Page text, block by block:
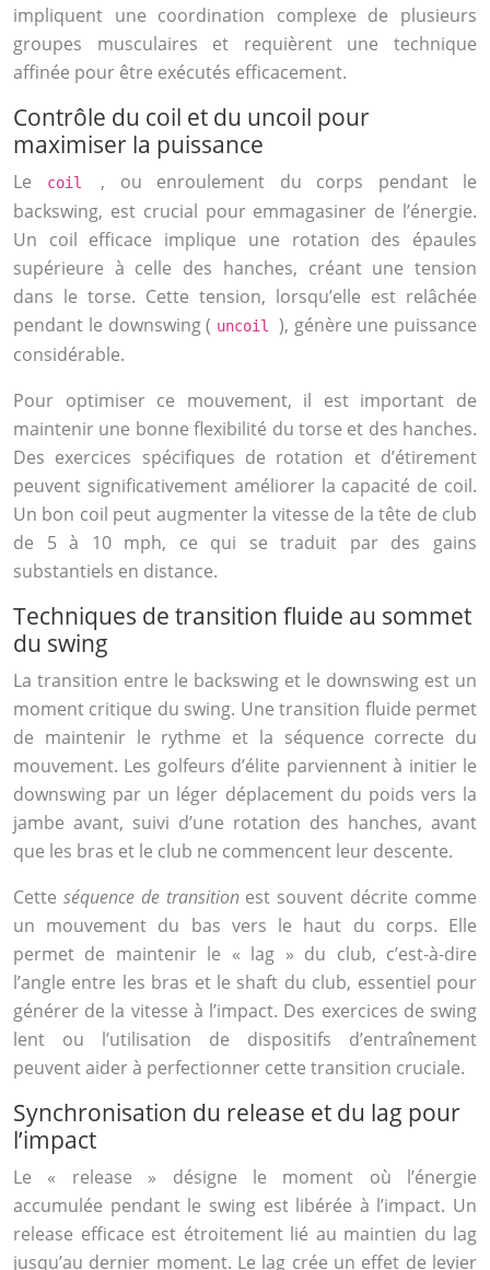
impliquent une coordination complexe de plusieurs
groupes musculaires et requièrent une technique
affinée pour être exécutés efficacement.
Contrôle du coil et du uncoil pour
maximiser la puissance
Le coil , ou enroulement du corps pendant le
backswing, est crucial pour emmagasiner de l’énergie.
Un coil efficace implique une rotation des épaules
supérieure à celle des hanches, créant une tension
dans le torse. Cette tension, lorsqu’elle est relâchée
pendant le downswing ( uncoil ), génère une puissance
considérable.
Pour optimiser ce mouvement, il est important de
maintenir une bonne flexibilité du torse et des hanches.
Des exercices spécifiques de rotation et d’étirement
peuvent significativement améliorer la capacité de coil.
Un bon coil peut augmenter la vitesse de la tête de club
de 5 à 10 mph, ce qui se traduit par des gains
substantiels en distance.
Techniques de transition fluide au sommet
du swing
La transition entre le backswing et le downswing est un
moment critique du swing. Une transition fluide permet
de maintenir le rythme et la séquence correcte du
mouvement. Les golfeurs d’élite parviennent à initier le
downswing par un léger déplacement du poids vers la
jambe avant, suivi d’une rotation des hanches, avant
que les bras et le club ne commencent leur descente.
Cette séquence de transition est souvent décrite comme
un mouvement du bas vers le haut du corps. Elle
permet de maintenir le « lag » du club, c’est-à-dire
l’angle entre les bras et le shaft du club, essentiel pour
générer de la vitesse à l’impact. Des exercices de swing
lent ou l’utilisation de dispositifs d’entraînement
peuvent aider à perfectionner cette transition cruciale.
Synchronisation du release et du lag pour
l’impact
Le « release » désigne le moment où l’énergie
accumulée pendant le swing est libérée à l’impact. Un
release efficace est étroitement lié au maintien du lag
jusqu’au dernier moment. Le lag crée un effet de levier